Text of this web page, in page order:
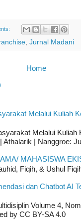
, Jurnal Madani
Home
Melalui Kuliah
Melalui
Athalarik | Nanggroe:
MAHASISWA
Fiqih, & Ushul
dan Chatbot AI
Volume 4,
by CC BY-SA